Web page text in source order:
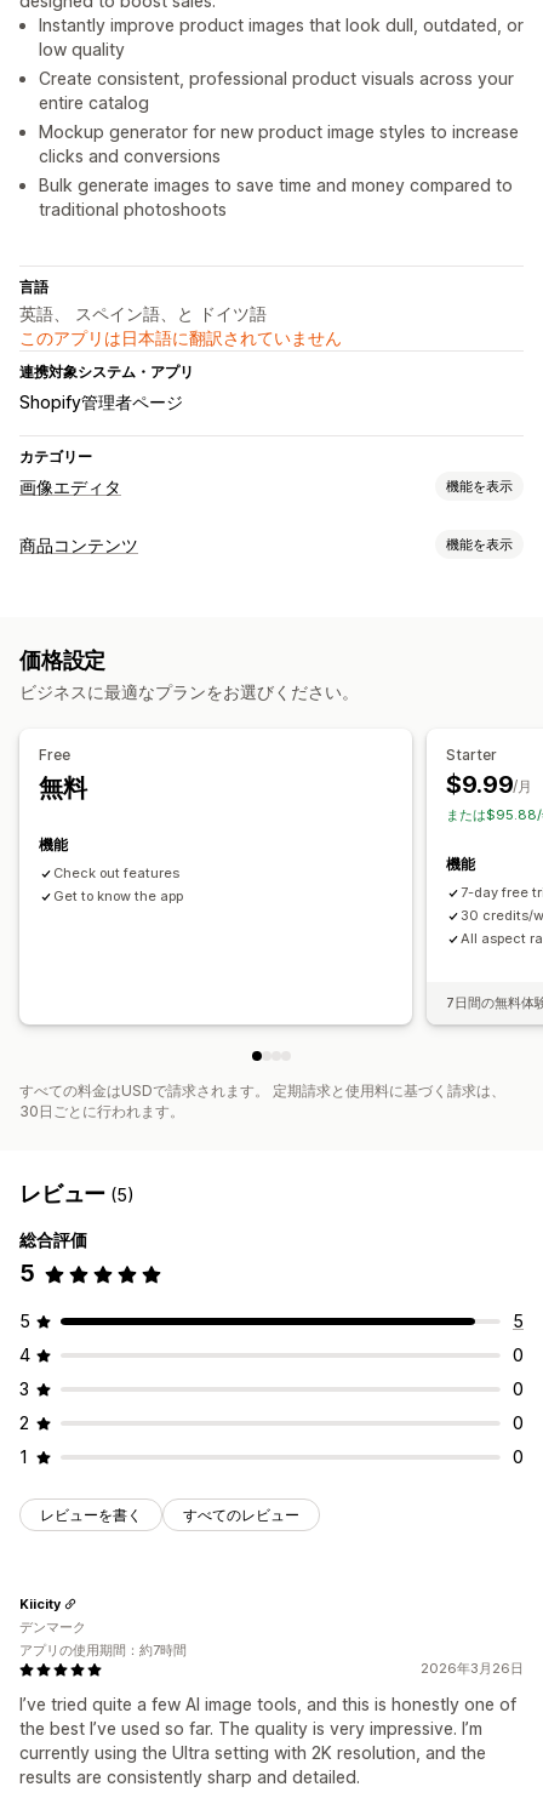
Instantly improve product images that look dull, outdated, or
low quality
Create consistent, professional product visuals across your
entire catalog
Mockup generator for new product image styles to increase
clicks and conversions
Bulk generate images to save time and money compared to
traditional photoshoots
言語
英語、 スペイン語、と ドイツ語
このアプリは日本語に翻訳されていません
連携対象システム・アプリ
Shopify管理者ページ
カテゴリー
画像エディタ 機能を表示
画像の最適化
一括編集
フォーマット変換
ファイルのアップロード
商品コンテンツ 機能を表示
コンテンツ作成
価格設定
ビジネスに最適なプランをお選びください。
Free
無料
機能
Check out features
Get to know the app
Starter
$9.99/月
または
機能
7-day free
30 credits/
All aspect
7日間の無料体
すべての料金はUSDで請求されます。 定期請求と使用料に基づく請求は、
30日ごとに行われます。
レビュー (5)
総合評価
5
5
5
4
0
3
0
2
0
1
0
レビューを書く すべてのレビュー
2026年3月26日
I’ve tried quite a few AI image tools, and this is honestly one of
the best I’ve used so far. The quality is very impressive. I’m
currently using the Ultra setting with 2K resolution, and the
results are consistently sharp and detailed.
Kiicity
デンマーク
アプリの使用期間：約7時間